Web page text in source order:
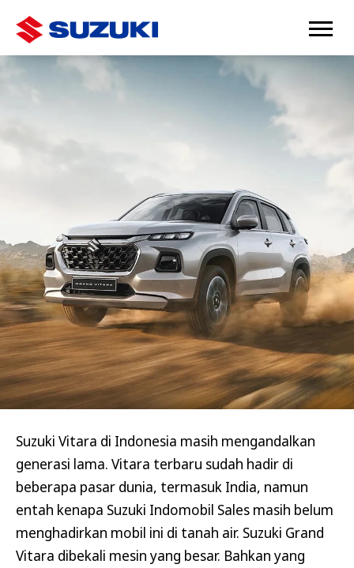
Suzuki Vitara di Indonesia masih mengandalkan
generasi lama. Vitara terbaru sudah hadir di
beberapa pasar dunia, termasuk India, namun
entah kenapa Suzuki Indomobil Sales masih belum
menghadirkan mobil ini di tanah air. Suzuki Grand
Vitara dibekali mesin yang besar. Bahkan yang